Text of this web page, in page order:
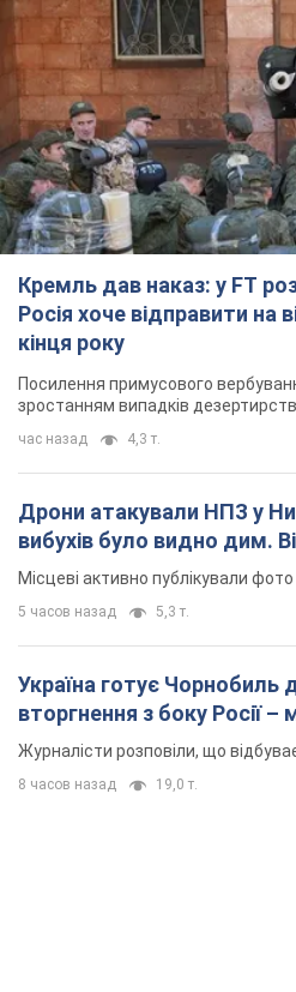
Кремль дав наказ: у FT
Росія хоче відправити на
кінця року
Посилення примусового
зростанням випадків
час назад 4,3 т.
Дрони атакували НПЗ у
вибухів було видно дим.
Місцеві активно публікували фото
5 часов назад
Україна готує Чорнобиль
вторгнення з боку Росії –
Журналісти розповіли, що
8 часов назад 19,0 т.